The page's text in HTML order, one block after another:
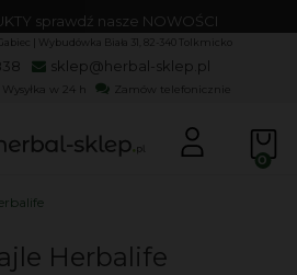
sprawdź nasze NOWOŚCI
| Wybudówka Biała 31, 82-340 Tolkmicko
sklep@herbal-sklep.pl
Wysyłka w 24 h Zamów telefonicznie
Herbalife